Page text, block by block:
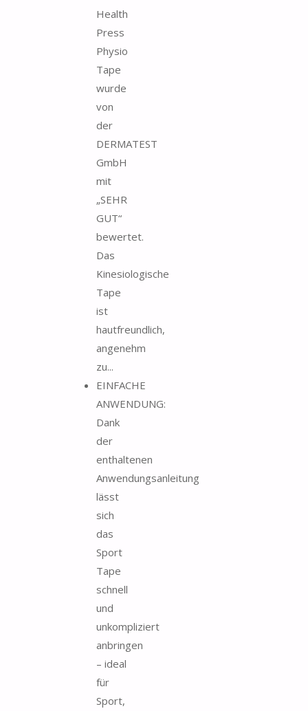
Health
Press
Physio
Tape
wurde
von
der
DERMATEST
GmbH
mit
„SEHR
GUT“
bewertet.
Das
Kinesiologische
Tape
ist
hautfreundlich,
angenehm
zu...
EINFACHE
ANWENDUNG:
Dank
der
enthaltenen
Anwendungsanleitung
lässt
sich
das
Sport
Tape
schnell
und
unkompliziert
anbringen
– ideal
für
Sport,